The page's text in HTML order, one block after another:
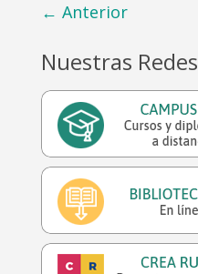
← Anterior
Nuestras Redes